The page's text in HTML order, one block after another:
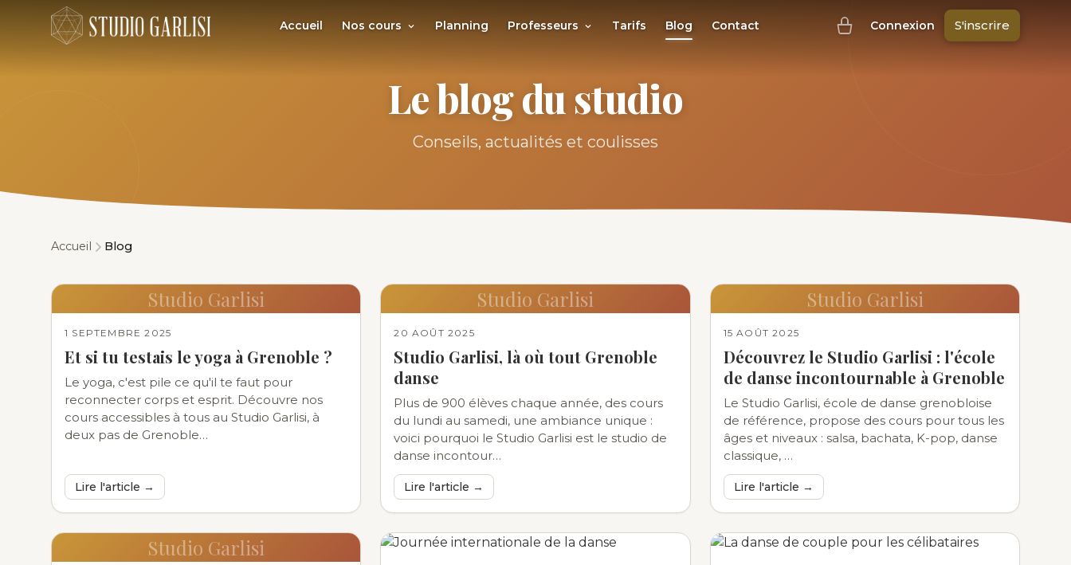
Accueil Nos cours Planning Professeurs Tarifs Blog Contact Connexion S'inscrire
Le blog du studio
Conseils, actualités et coulisses
Accueil Blog
Studio Garlisi
1 SEPTEMBRE 2025
Et si tu testais le yoga à Grenoble ?
Le yoga, c'est pile ce qu'il te faut pour
reconnecter corps et esprit. Découvre nos
cours accessibles à tous au Studio Garlisi, à
deux pas de Grenoble…
Lire l'article →
Studio Garlisi
20 AOÛT 2025
Studio Garlisi, là où tout Grenoble
danse
Plus de 900 élèves chaque année, des cours
du lundi au samedi, une ambiance unique :
voici pourquoi le Studio Garlisi est le studio de
danse incontour…
Lire l'article →
Studio Garlisi
15 AOÛT 2025
Découvrez le Studio Garlisi : l'école
de danse incontournable à Grenoble
Le Studio Garlisi, école de danse grenobloise
de référence, propose des cours pour tous les
âges et niveaux : salsa, bachata, K-pop, danse
classique, …
Lire l'article →
Studio Garlisi